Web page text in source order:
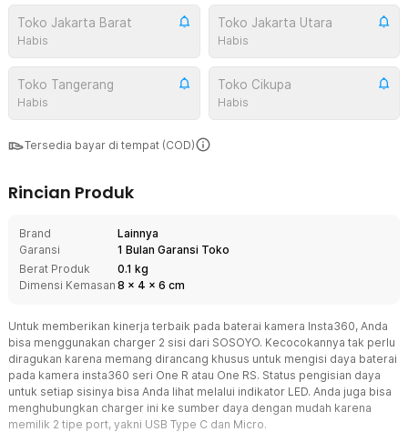
Toko Jakarta Barat
Habis
Toko Jakarta Utara
Habis
Toko Tangerang
Habis
Toko Cikupa
Habis
Tersedia bayar di tempat (COD)
Rincian Produk
Brand
Lainnya
Garansi
1 Bulan Garansi Toko
Berat Produk
0.1 kg
Dimensi Kemasan 8 x 4 x 6 cm
Untuk memberikan kinerja terbaik pada baterai kamera Insta360, Anda
bisa menggunakan charger 2 sisi dari SOSOYO. Kecocokannya tak perlu
diragukan karena memang dirancang khusus untuk mengisi daya baterai
pada kamera insta360 seri One R atau One RS. Status pengisian daya
untuk setiap sisinya bisa Anda lihat melalui indikator LED. Anda juga bisa
menghubungkan charger ini ke sumber daya dengan mudah karena
memilik 2 tipe port, yakni USB Type C dan Micro.